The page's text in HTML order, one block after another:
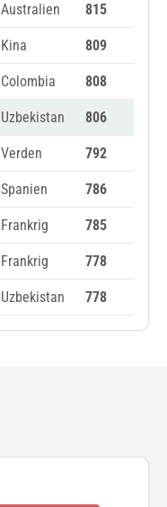
Australien 815
Kina 809
Colombia 808
Uzbekistan 806
Verden 792
Spanien 786
Frankrig 785
Frankrig 778
Uzbekistan 778